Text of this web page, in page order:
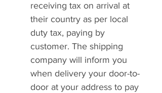
receiving tax on arrival at
their country as per local
duty tax, paying by
customer. The shipping
company will inform you
when delivery your door-to-
door at your address to pay